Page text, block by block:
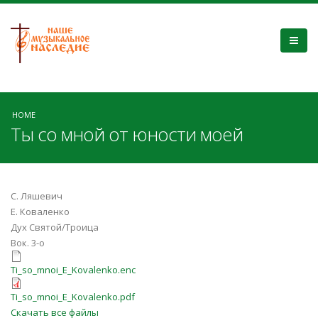
HOME
Ты со мной от юности моей
С. Ляшевич
Е. Коваленко
Дух Святой/Троица
Вок. 3-о
Ti_so_mnoi_E_Kovalenko.enc
Ti_so_mnoi_E_Kovalenko.enc
Ti_so_mnoi_E_Kovalenko.pdf
Ti_so_mnoi_E_Kovalenko.pdf
Скачать все файлы